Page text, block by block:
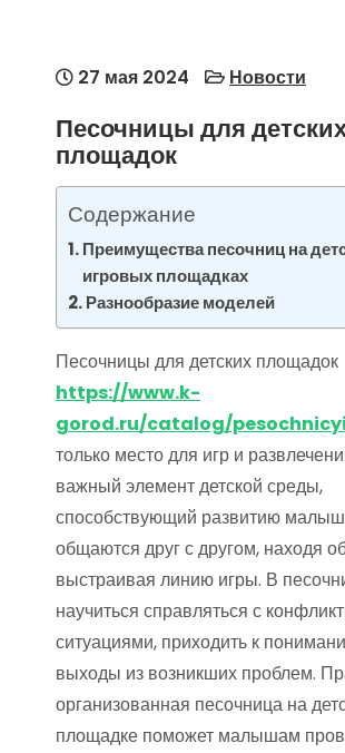
27 мая 2024 Новости
Песочницы для
площадок
Содержание
Преимущества песочниц на
игровых площадках
Разнообразие моделей
Песочницы для детских площадок
https://www.k-
gorod.ru/catalog/pesochnicyi
только место для игр и
важный элемент детской среды,
способствующий развитию
общаются друг с другом, находя
выстраивая линию игры. В
научиться справляться с
ситуациями, приходить к
выходы из возникших проблем.
организованная песочница на
площадке поможет малышам